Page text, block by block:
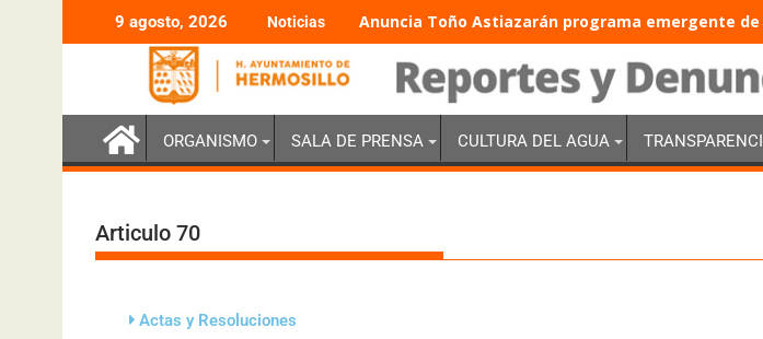
9 agosto, 2026 Noticias Anuncia Toño Astiazarán programa emergente
ORGANISMO SALA DE PRENSA CULTURA DEL AGUA
Articulo 70
Actas y Resoluciones